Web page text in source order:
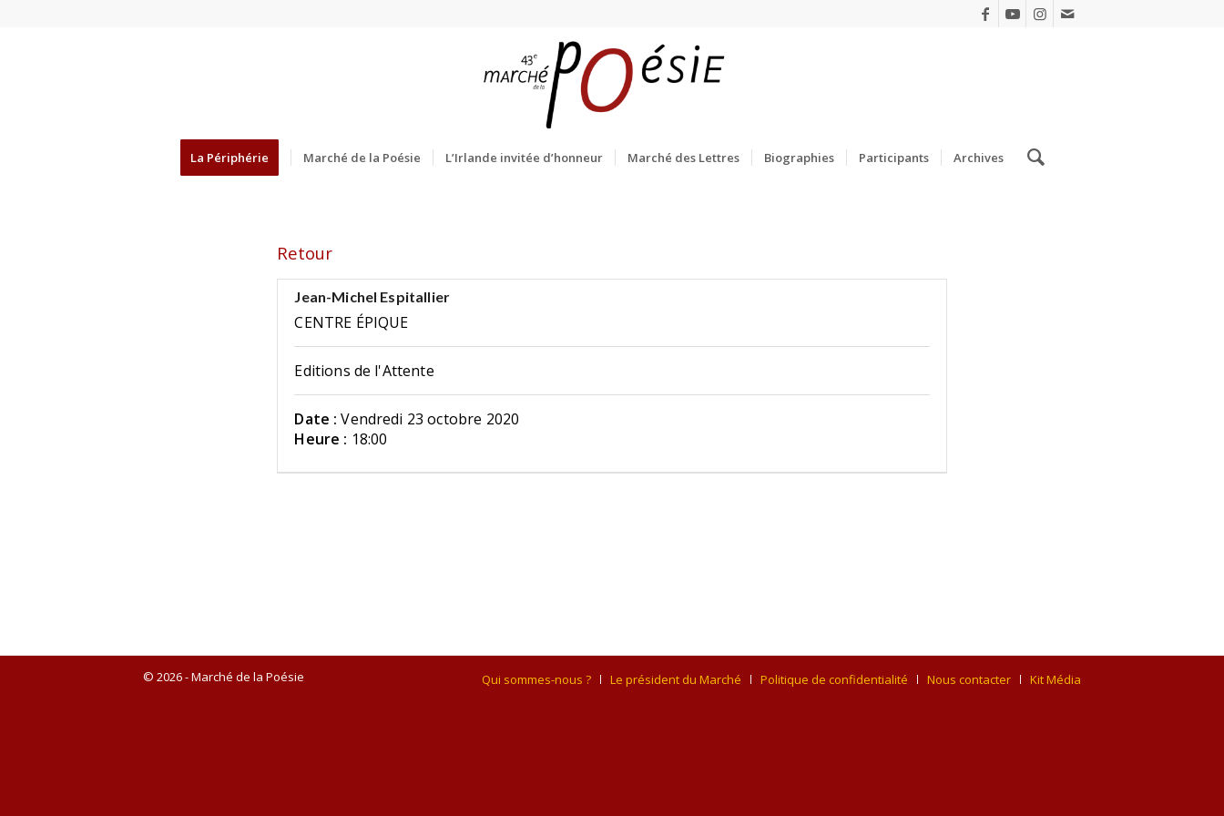
La Périphérie Marché de la Poésie L’Irlande invitée d’honneur Marché des Lettres Biographies Participants Archives
Retour
Jean-Michel Espitallier
CENTRE ÉPIQUE
Editions de l'Attente
Date : Vendredi 23 octobre 2020
Heure : 18:00
© 2026 - Marché de la Poésie Qui sommes-nous ? Le président du Marché Politique de confidentialité Nous contacter Kit Média